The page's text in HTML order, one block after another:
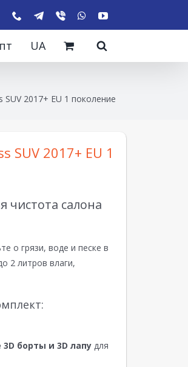
UA
SUV 2017+ EU 1 поколение
SUV 2017+ EU 1
чистота салона
о грязи, воде и песке в
2 литров влаги,
борты и 3D лапу для